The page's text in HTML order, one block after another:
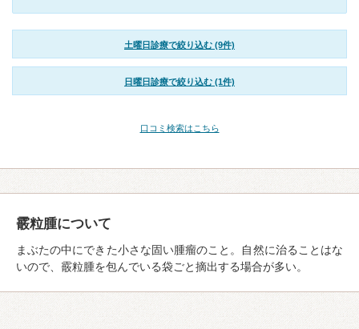
土曜日診療で絞り込む (9件)
日曜日診療で絞り込む (1件)
口コミ検索はこちら
霰粒腫について
まぶたの中にできた小さな固い腫瘤のこと。自然に治ることはな
いので、霰粒腫を包んでいる袋ごと摘出する場合が多い。